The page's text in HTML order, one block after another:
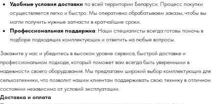
Удобные условия доставки по всей территории Беларуси. Процесс покупки
осуществляется легко и быстро. Мы оперативно обрабатываем заказы, чтобы вы
могли получить нужные запчасти в кратчайшие сроки.
Профессиональная поддержка: Наши специалисты всегда готовы помочь в
подборе подходящих комплектующих и ответить на любые вопросы.
Закажите у нас и убедитесь в высоком уровне сервиса, быстрой доставке и
профессиональном подходе, который поможет вам всегда быть уверенными в
надежности своего оборудования. Мы предлагаем широкий выбор комплектующих для
сельхозтехники, что позволит нашим клиентам поддерживать свою технику в отличном
состоянии независимо от условий эксплуатации.
Доставка и оплата